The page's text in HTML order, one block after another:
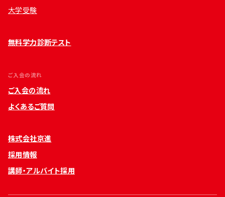
大学受験
無料学力診断テスト
ご入会の流れ
ご入会の流れ
よくあるご質問
株式会社京進
採用情報
講師・アルバイト採用